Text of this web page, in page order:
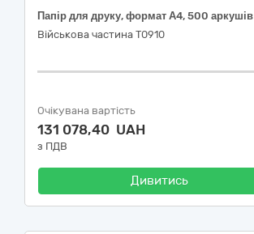
Папір для друку, формат А4, 500 аркушів
Військова частина Т0910
Очікувана вартість
131 078,40 UAH
з ПДВ
Дивитись